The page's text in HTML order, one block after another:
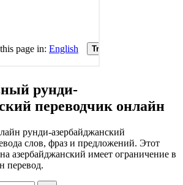
рунди-
переводчик онлайн
рунди-азербайджанский
слов, фраз и предложений. Этот
азербайджанский имеет ограничение в
перевод.